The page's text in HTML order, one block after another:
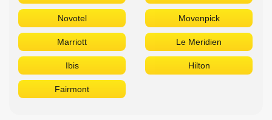
Novotel Movenpick
Marriott Le Meridien
Ibis Hilton
Fairmont